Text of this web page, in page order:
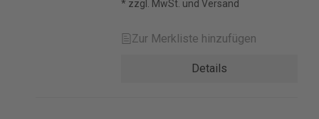
* zzgl. MwSt. und Versand
Zur Merkliste hinzufügen
Details